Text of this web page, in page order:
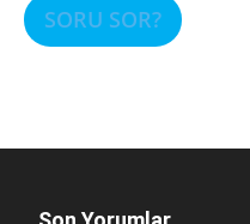
SORU SOR?